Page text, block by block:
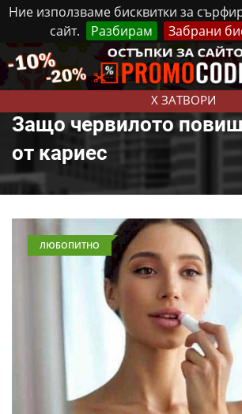
Ние използваме бисквитки за
сайт.
Разбирам Забрани
X ЗАТВОРИ
Петък, 7 Август, 2026 Реклама
Защо червилото
от кариес
ЛЮБОПИТНО